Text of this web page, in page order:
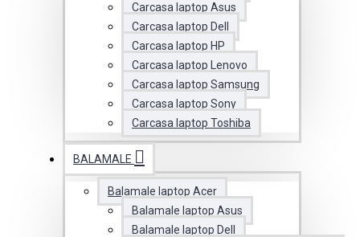
Carcasa laptop Asus
Carcasa laptop Dell
Carcasa laptop HP
Carcasa laptop Lenovo
Carcasa laptop Samsung
Carcasa laptop Sony
Carcasa laptop Toshiba
BALAMALE
Balamale laptop Acer
Balamale laptop Asus
Balamale laptop Dell